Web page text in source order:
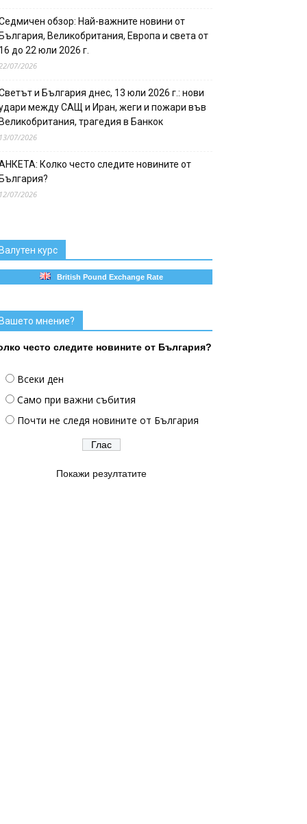
обзор: Най-важните новини от
Великобритания, Европа и света от
до 22 юли 2026 г.
07/2026
и България днес, 13 юли 2026 г.: нови
между САЩ и Иран, жеги и пожари във
трагедия в Банкок
07/2026
Колко често следите новините от
07/2026
курс
British Pound Exchange Rate
мнение?
често следите новините от България?
Всеки ден
Само при важни събития
Почти не следя новините от България
Покажи резултатите